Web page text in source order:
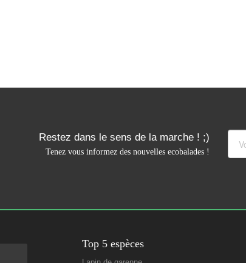
Restez dans le sens de la marche ! ;)
Tenez vous informez des nouvelles ecobalades !
Top 5 espèces